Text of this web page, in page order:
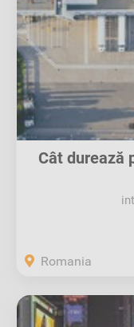
Cât durează
Romania